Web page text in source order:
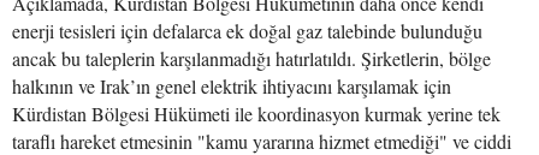
enerji tesisleri için defalarca ek doğal gaz talebinde bulunduğu
ancak bu taleplerin karşılanmadığı hatırlatıldı. Şirketlerin, bölge
halkının ve Irak’ın genel elektrik ihtiyacını karşılamak için
Kürdistan Bölgesi Hükümeti ile koordinasyon kurmak yerine tek
taraflı hareket etmesinin "kamu yararına hizmet etmediği" ve ciddi